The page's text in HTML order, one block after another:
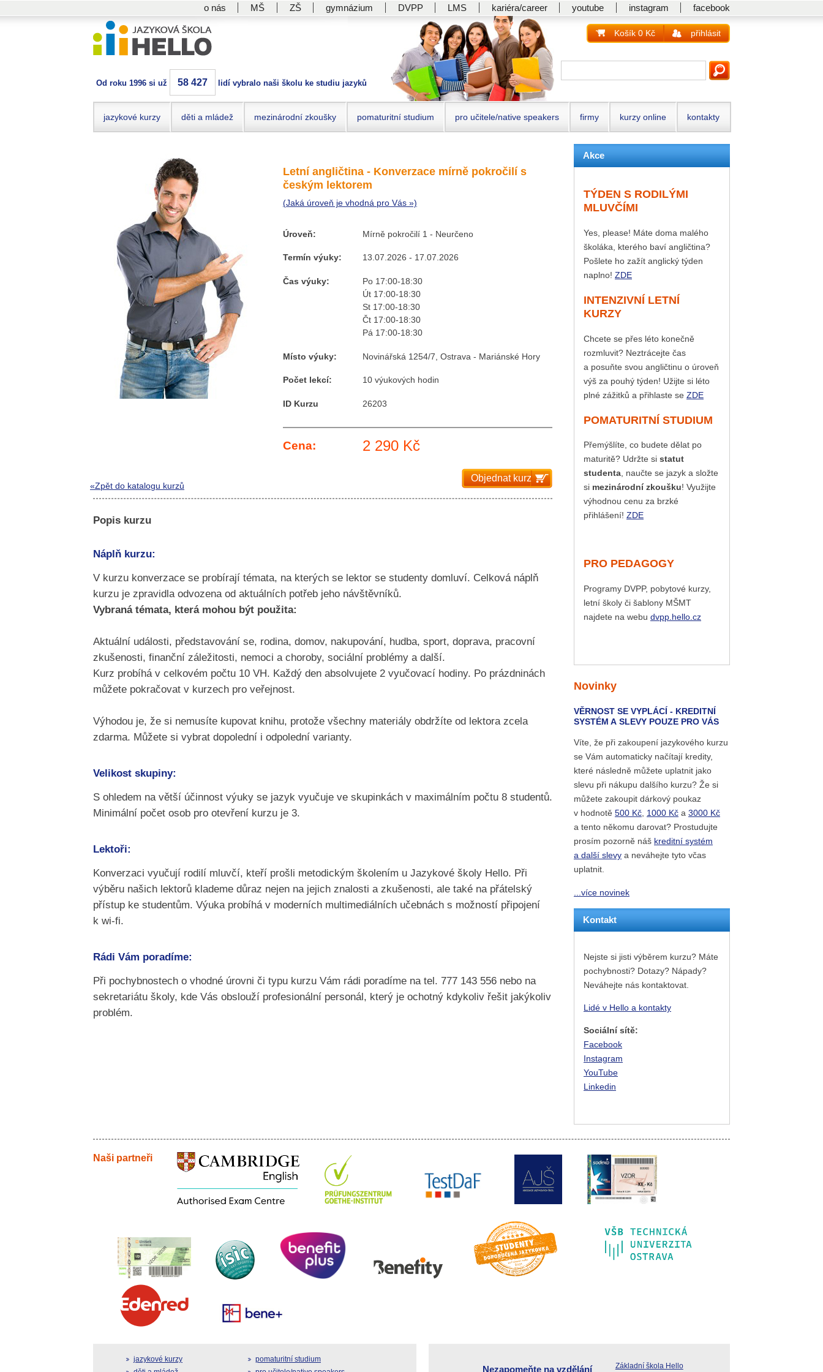
o nás MŠ ZŠ gymnázium DVPP LMS kariéra/career youtube instagram facebook
Od roku 1996 si už 58 427 lidí vybralo naši školu ke studiu jazyků
Košík 0 Kč přihlásit
jazykové kurzy děti a mládež mezinárodní zkoušky pomaturitní studium pro učitele/native speakers firmy kurzy online kontakty
Letní angličtina - Konverzace mírně pokročilí s
českým lektorem
(Jaká úroveň je vhodná pro Vás »)
Úroveň: Mírně pokročilí 1 - Neurčeno
Termín výuky: 13.07.2026 - 17.07.2026
Čas výuky:
Po 17:00-18:30
Út 17:00-18:30
St 17:00-18:30
Čt 17:00-18:30
Pá 17:00-18:30
Místo výuky: Novinářská 1254/7, Ostrava - Mariánské Hory
Počet lekcí: 10 výukových hodin
ID Kurzu 26203
Cena: 2 290 Kč
«Zpět do katalogu kurzů
Objednat kurz
Popis kurzu
Náplň kurzu:
V kurzu konverzace se probírají témata, na kterých se lektor se studenty domluví. Celková náplň
kurzu je zpravidla odvozena od aktuálních potřeb jeho návštěvníků.
Vybraná témata, která mohou být použita:
Aktuální události, představování se, rodina, domov, nakupování, hudba, sport, doprava, pracovní
zkušenosti, finanční záležitosti, nemoci a choroby, sociální problémy a další.
Kurz probíhá v celkovém počtu 10 VH. Každý den absolvujete 2 vyučovací hodiny. Po prázdninách
můžete pokračovat v kurzech pro veřejnost.
Výhodou je, že si nemusíte kupovat knihu, protože všechny materiály obdržíte od lektora zcela
zdarma. Můžete si vybrat dopolední i odpolední varianty.
Velikost skupiny:
S ohledem na větší účinnost výuky se jazyk vyučuje ve skupinkách v maximálním počtu 8 studentů.
Minimální počet osob pro otevření kurzu je 3.
Lektoři:
Konverzaci vyučují rodilí mluvčí, kteří prošli metodickým školením u Jazykové školy Hello. Při
výběru našich lektorů klademe důraz nejen na jejich znalosti a zkušenosti, ale také na přátelský
přístup ke studentům. Výuka probíhá v moderních multimediálních učebnách s možností připojení
k wi-fi.
Rádi Vám poradíme:
Při pochybnostech o vhodné úrovni či typu kurzu Vám rádi poradíme na tel. 777 143 556 nebo na
sekretariátu školy, kde Vás obslouží profesionální personál, který je ochotný kdykoliv řešit jakýkoliv
problém.
Akce
TÝDEN S RODILÝMI
MLUVČÍMI
Yes, please! Máte doma malého
školáka, kterého baví angličtina?
Pošlete ho zažít anglický týden
naplno! ZDE
INTENZIVNÍ LETNÍ
KURZY
Chcete se přes léto konečně
rozmluvit? Neztrácejte čas
a posuňte svou angličtinu o úroveň
výš za pouhý týden! Užijte si léto
plné zážitků a přihlaste se ZDE
POMATURITNÍ STUDIUM
Přemýšlíte, co budete dělat po
maturitě? Udržte si statut
studenta, naučte se jazyk a složte
si mezinárodní zkoušku! Využijte
výhodnou cenu za brzké
přihlášení! ZDE
PRO PEDAGOGY
Programy DVPP, pobytové kurzy,
letní školy či šablony MŠMT
najdete na webu dvpp.hello.cz
Novinky
VĚRNOST SE VYPLÁCÍ - KREDITNÍ
SYSTÉM A SLEVY POUZE PRO VÁS
Víte, že při zakoupení jazykového kurzu
se Vám automaticky načítají kredity,
které následně můžete uplatnit jako
slevu při nákupu dalšího kurzu? Že si
můžete zakoupit dárkový poukaz
v hodnotě 500 Kč, 1000 Kč a 3000 Kč
a tento někomu darovat? Prostudujte
prosím pozorně náš kreditní systém
a další slevy a neváhejte tyto včas
uplatnit.
...více novinek
Kontakt
Nejste si jisti výběrem kurzu? Máte
pochybnosti? Dotazy? Nápady?
Neváhejte nás kontaktovat.
Lidé v Hello a kontakty
Sociální sítě:
Facebook
Instagram
YouTube
Linkedin
Naši partneři
jazykové kurzy
pomaturitní studium
Nezapomeňte na vzdělání Základní škola Hello